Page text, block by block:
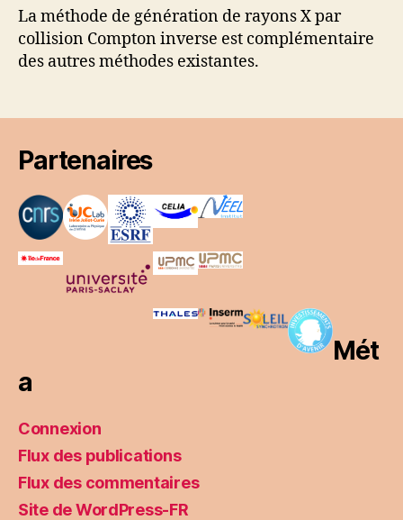
La méthode de génération de rayons X par
collision Compton inverse est complémentaire
des autres méthodes existantes.
Partenaires
Mét
a
Connexion
Flux des publications
Flux des commentaires
Site de WordPress-FR